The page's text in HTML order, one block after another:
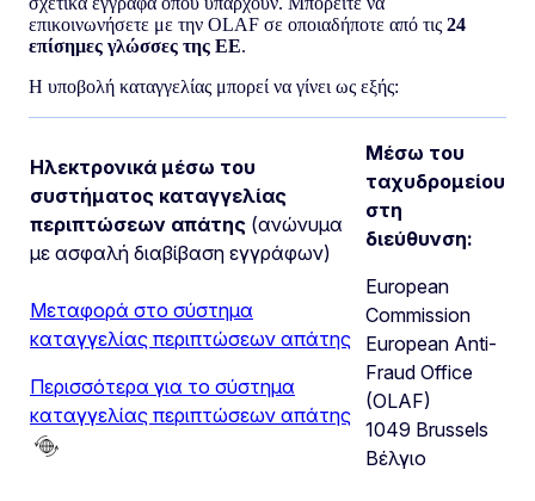
επικοινωνήσετε με την OLAF σε οποιαδήποτε από τις 24
επίσημες γλώσσες της ΕΕ.
Η υποβολή καταγγελίας μπορεί να γίνει ως εξής:
Ηλεκτρονικά μέσω του
συστήματος καταγγελίας
περιπτώσεων απάτης (ανώνυμα
με ασφαλή διαβίβαση εγγράφων)
Μεταφορά στο σύστημα
καταγγελίας περιπτώσεων απάτης
Περισσότερα για το σύστημα
καταγγελίας περιπτώσεων απάτης
Μέσω του
ταχυδρομείου
στη
διεύθυνση:
European
Commission
European Anti-
Fraud Office
(OLAF)
1049 Brussels
Βέλγιο